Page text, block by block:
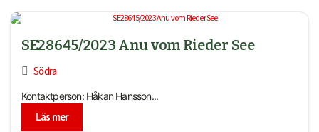
SE28645/2023 Anu vom Rieder See
Södra
Kontaktperson: Håkan Hansson...
Läs mer